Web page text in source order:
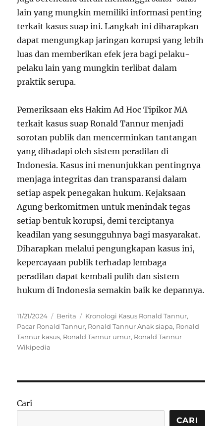
lain yang mungkin memiliki informasi penting
terkait kasus suap ini. Langkah ini diharapkan
dapat mengungkap jaringan korupsi yang lebih
luas dan memberikan efek jera bagi pelaku-
pelaku lain yang mungkin terlibat dalam
praktik serupa.
Pemeriksaan eks Hakim Ad Hoc Tipikor MA
terkait kasus suap Ronald Tannur menjadi
sorotan publik dan mencerminkan tantangan
yang dihadapi oleh sistem peradilan di
Indonesia. Kasus ini menunjukkan pentingnya
menjaga integritas dan transparansi dalam
setiap aspek penegakan hukum. Kejaksaan
Agung berkomitmen untuk menindak tegas
setiap bentuk korupsi, demi terciptanya
keadilan yang sesungguhnya bagi masyarakat.
Diharapkan melalui pengungkapan kasus ini,
kepercayaan publik terhadap lembaga
peradilan dapat kembali pulih dan sistem
hukum di Indonesia semakin baik ke depannya.
Posted
on
11/21/2024 Categories
Berita Tags
Kronologi Kasus Ronald Tannur,
Pacar Ronald Tannur, Ronald Tannur Anak siapa, Ronald
Tannur kasus, Ronald Tannur umur, Ronald Tannur
Wikipedia
Cari
CARI